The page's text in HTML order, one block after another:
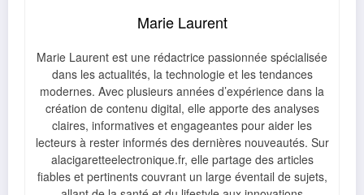
Marie Laurent
Marie Laurent est une rédactrice passionnée spécialisée
dans les actualités, la technologie et les tendances
modernes. Avec plusieurs années d’expérience dans la
création de contenu digital, elle apporte des analyses
claires, informatives et engageantes pour aider les
lecteurs à rester informés des dernières nouveautés. Sur
alacigaretteelectronique.fr, elle partage des articles
fiables et pertinents couvrant un large éventail de sujets,